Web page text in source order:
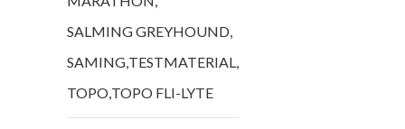
SALMING GREYHOUND
SAMING TESTMATERIAL
TOPO TOPO FLI-LYTE